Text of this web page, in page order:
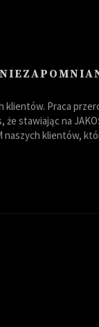
klientów. Praca
że stawiając na
naszych klientów,